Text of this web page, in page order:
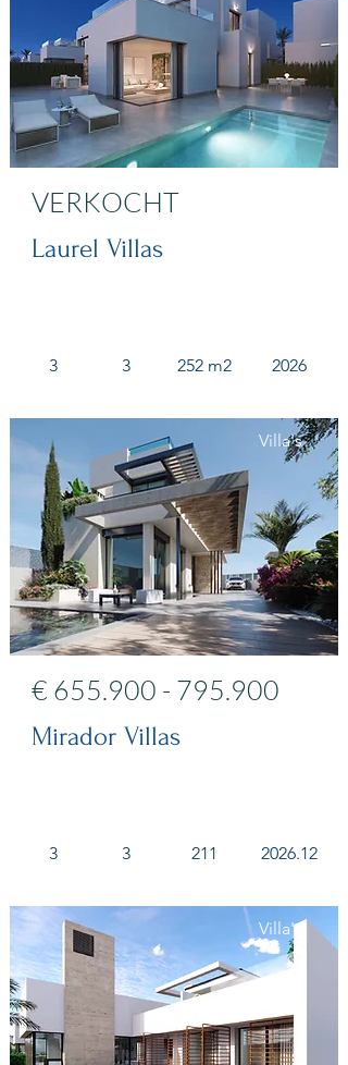
VERKOCHT
Laurel Villas
3 3 252 m2 2026
Villa's
€ 655.900 - 795.900
Mirador Villas
3 3 211 2026.12
Villa's